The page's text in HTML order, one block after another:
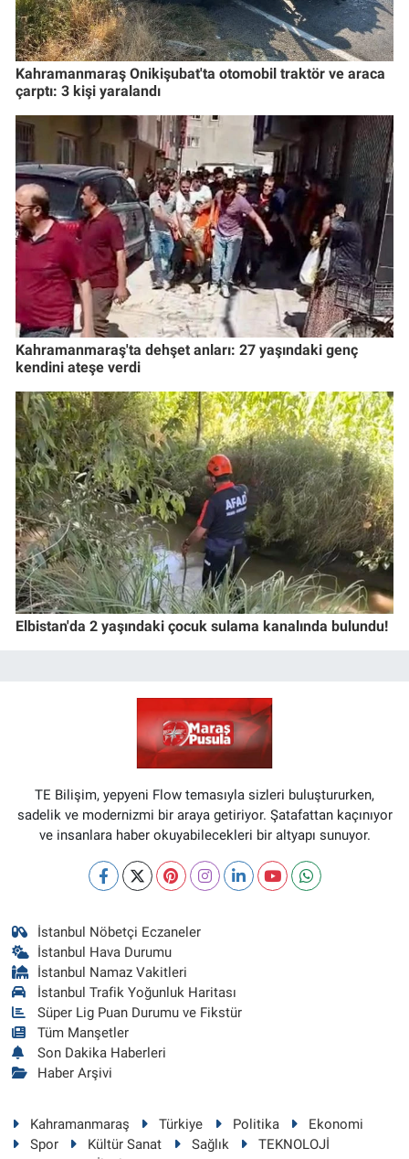
Kahramanmaraş Onikişubat'ta otomobil traktör ve araca
çarptı: 3 kişi yaralandı
Kahramanmaraş'ta dehşet anları: 27 yaşındaki genç
kendini ateşe verdi
Elbistan'da 2 yaşındaki çocuk sulama kanalında bulundu!
TE Bilişim, yepyeni Flow temasıyla sizleri buluştururken,
sadelik ve modernizmi bir araya getiriyor. Şatafattan kaçınıyor
ve insanlara haber okuyabilecekleri bir altyapı sunuyor.
İstanbul Nöbetçi Eczaneler
İstanbul Hava Durumu
İstanbul Namaz Vakitleri
İstanbul Trafik Yoğunluk Haritası
Süper Lig Puan Durumu ve Fikstür
Tüm Manşetler
Son Dakika Haberleri
Haber Arşivi
Kahramanmaraş Türkiye Politika
Ekonomi
Spor
Kültür Sanat Sağlık
TEKNOLOJİ